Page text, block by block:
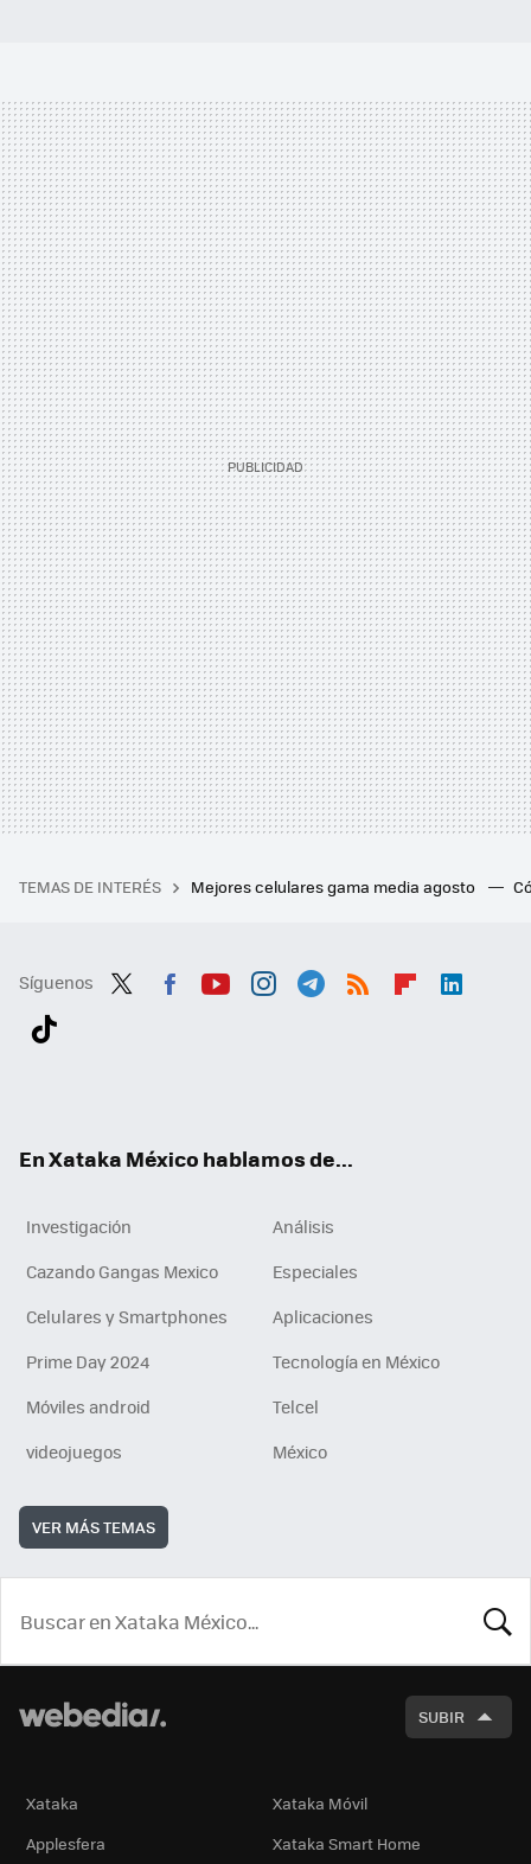
TEMAS DE INTERÉS Mejores celulares gama media agosto
Síguenos
En Xataka México hablamos de...
Investigación
Análisis
Cazando Gangas Mexico
Especiales
Celulares y Smartphones
Aplicaciones
Prime Day 2024
Tecnología en México
Móviles android
Telcel
videojuegos
México
VER MÁS TEMAS
SUBIR
Xataka
Xataka Móvil
Applesfera
Xataka Smart Home